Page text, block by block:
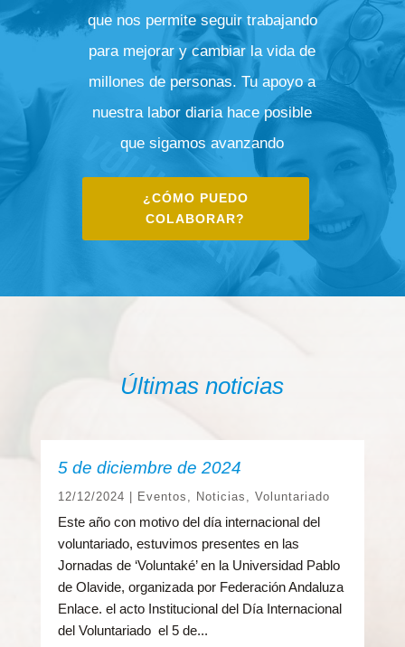
que nos permite seguir trabajando
para mejorar y cambiar la vida de
millones de personas. Tu apoyo a
nuestra labor diaria hace posible
que sigamos avanzando
¿CÓMO PUEDO
COLABORAR?
Últimas noticias
5 de diciembre de 2024
12/12/2024 Eventos Noticias Voluntariado
Este año con motivo del día internacional del
voluntariado, estuvimos presentes en las
Jornadas de ‘Voluntaké’ en la Universidad Pablo
de Olavide, organizada por Federación Andaluza
Enlace. el acto Institucional del Día Internacional
del Voluntariado el 5 de...